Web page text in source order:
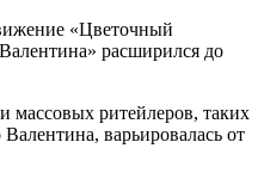
«Цветочный
расширился до
массовых ритейлеров, таких
варьировалась от